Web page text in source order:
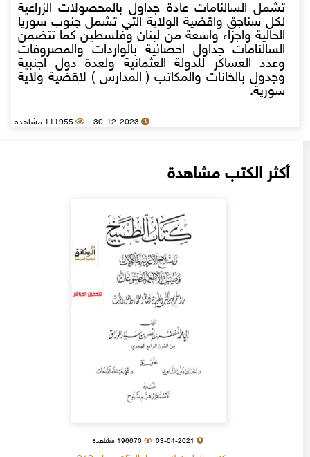
تشمل السالنامات عادة جداول بالمحصولات الزراعية
لكل سناجق واقضية الولاية التي تشمل جنوب سوريا
الحالية واجزاء واسعة من لبنان وفلسطين كما تتضمن
السالنامات جداول احصائية بالواردات والمصروفات
وعدد العساكر للدولة العثمانية ولعدة دول اجنبية
وجدول بالخانات والمكاتب ( المدارس ) لاقضية ولاية
سورية.
30-12-2023 111955 مشاهدة
أكثر الكتب مشاهدة
03-04-2021 196670 مشاهدة